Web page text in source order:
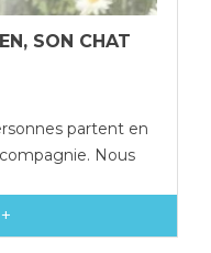
SON CHAT
partent en
Nous